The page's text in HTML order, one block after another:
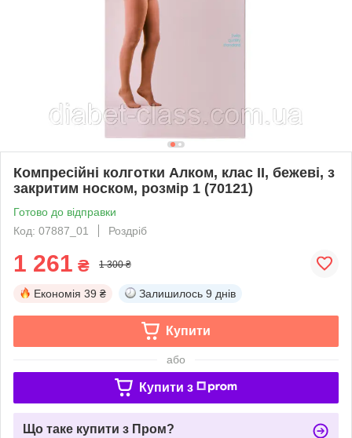
Компресійні колготки Алком, клас II, бежеві, з
закритим носком, розмір 1 (70121)
Готово до відправки
Код: 07887_01
Роздріб
1 261 ₴ 1 300 ₴
Економія 39 ₴ Залишилось 9 днів
Купити
або
Купити з
Що таке купити з Пром?